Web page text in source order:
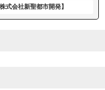
式会社新聖都市開発】